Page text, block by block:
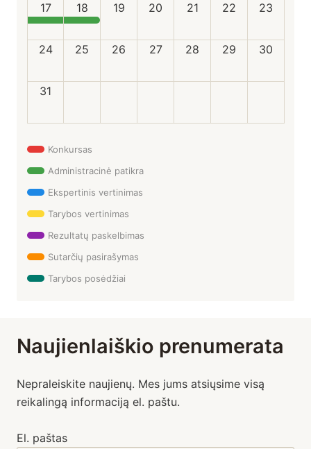
17 18 19 20 21 22 23
24 25 26 27 28 29 30
31
Konkursas
Administracinė patikra
Ekspertinis vertinimas
Tarybos vertinimas
Rezultatų paskelbimas
Sutarčių pasirašymas
Tarybos posėdžiai
Naujienlaiškio prenumerata
Nepraleiskite naujienų. Mes jums atsiųsime visą
reikalingą informaciją el. paštu.
El. paštas